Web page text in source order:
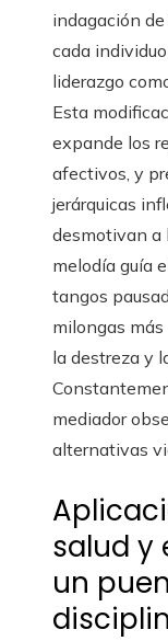
indagación
cada
liderazgo
Esta
expande los
afectivos, y
jerárquicas
desmotivan a
melodía guía
tangos
milongas
la destreza y
mediador
alternativas
salud y
un